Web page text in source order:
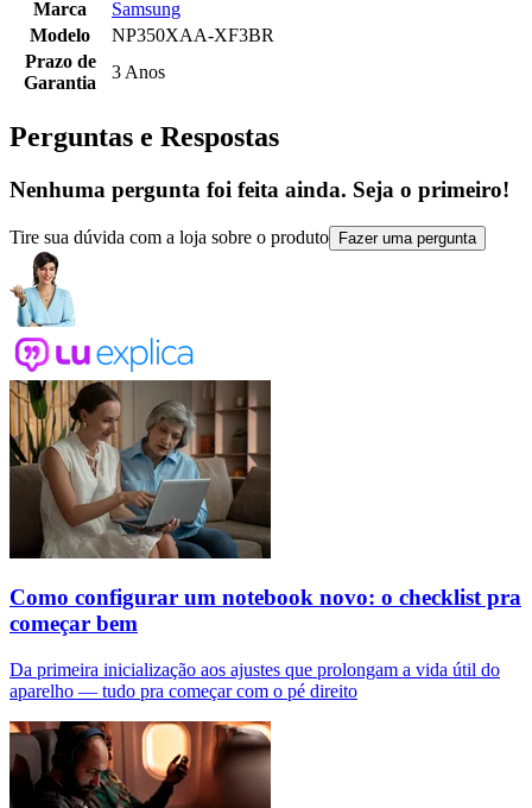
Marca
Samsung
Modelo
NP350XAA-XF3BR
Prazo de
Garantia
3 Anos
Perguntas e Respostas
Nenhuma pergunta foi feita ainda. Seja o primeiro!
Tire sua dúvida com a loja sobre o produto Fazer uma pergunta
Como configurar um notebook novo: o checklist pra
começar bem
Da primeira inicialização aos ajustes que prolongam a vida útil do
aparelho — tudo pra começar com o pé direito